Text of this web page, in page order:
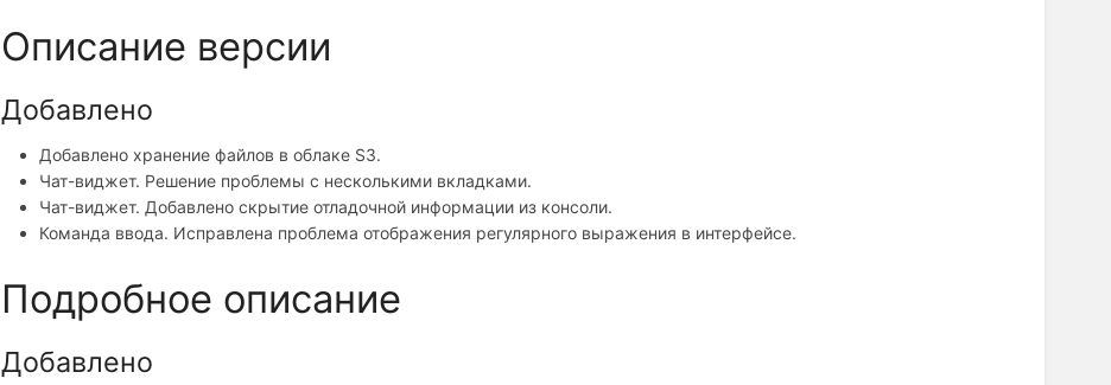
Описание версии
Добавлено
Добавлено хранение файлов в облаке S3.
Чат-виджет. Решение проблемы с несколькими вкладками.
Чат-виджет. Добавлено скрытие отладочной информации из консоли.
Команда ввода. Исправлена проблема отображения регулярного выражения в интерфейсе.
Подробное описание
Добавлено